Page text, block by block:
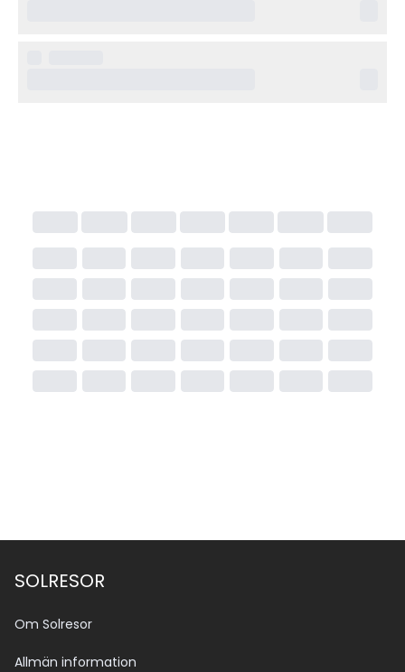
SOLRESOR
Om Solresor
Allmän information